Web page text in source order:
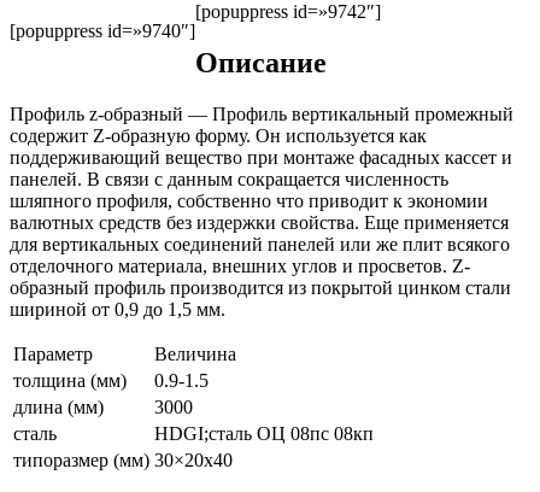
[popuppress id=»9740″]
[popuppress id=»9742″]
Описание
Профиль z-образный — Профиль вертикальный промежный
содержит Z-образную форму. Он используется как
поддерживающий вещество при монтаже фасадных кассет и
панелей. В связи с данным сокращается численность
шляпного профиля, собственно что приводит к экономии
валютных средств без издержки свойства. Еще применяется
для вертикальных соединений панелей или же плит всякого
отделочного материала, внешних углов и просветов. Z-
образный профиль производится из покрытой цинком стали
шириной от 0,9 до 1,5 мм.
Параметр
Величина
толщина (мм)
0.9-1.5
длина (мм)
3000
сталь
HDGI;сталь ОЦ 08пс 08кп
типоразмер (мм) 30×20х40